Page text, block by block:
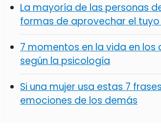
La mayoría de las personas
formas de aprovechar el
7 momentos en la vida en
según la psicología
Si una mujer usa estas 7
emociones de los demás